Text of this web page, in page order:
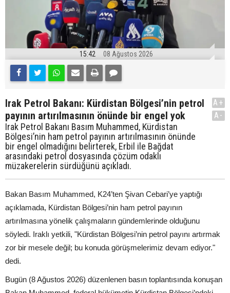
15:42 08 Ağustos 2026
Irak Petrol Bakanı: Kürdistan Bölgesi’nin petrol
payının artırılmasının önünde bir engel yok
Irak Petrol Bakanı Basım Muhammed, Kürdistan
Bölgesi’nin ham petrol payının artırılmasının önünde
bir engel olmadığını belirterek, Erbil ile Bağdat
arasındaki petrol dosyasında çözüm odaklı
müzakerelerin sürdüğünü açıkladı.
A+
A-
Bakan Basım Muhammed, K24’ten Şivan Cebari’ye yaptığı
açıklamada, Kürdistan Bölgesi’nin ham petrol payının
artırılmasına yönelik çalışmaların gündemlerinde olduğunu
söyledi. Iraklı yetkili, "Kürdistan Bölgesi’nin petrol payını artırmak
zor bir mesele değil; bu konuda görüşmelerimiz devam ediyor."
dedi.
Bugün (8 Ağustos 2026) düzenlenen basın toplantısında konuşan